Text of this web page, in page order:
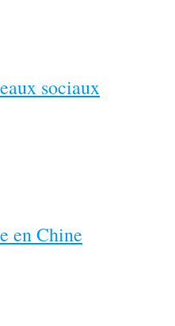
sociaux
en Chine